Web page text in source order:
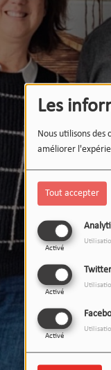
Les
Nous utilisons
améliorer
Tout accepter
Activé
Twitter
Activé
Activé